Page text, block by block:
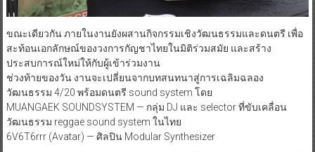
ขณะเดียวกัน ภายในงานยังผสานกิจกรรมเชิงวัฒนธรรมและดนตรี เพื่อ
สะท้อนเอกลักษณ์ของวงการกัญชาไทยในมิติร่วมสมัย และสร้าง
ประสบการณ์ใหม่ให้กับผู้เข้าร่วมงาน
ช่วงท้ายของวัน งานจะเปลี่ยนจากบทสนทนาสู่การเฉลิมฉลอง
วัฒนธรรม 4/20​ พร้อมดนตรี sound system โดย
MUANGAEK SOUNDSYSTEM — กลุ่ม DJ และ selector ที่ขับเคลื่อน
วัฒนธรรม reggae sound system ในไทย